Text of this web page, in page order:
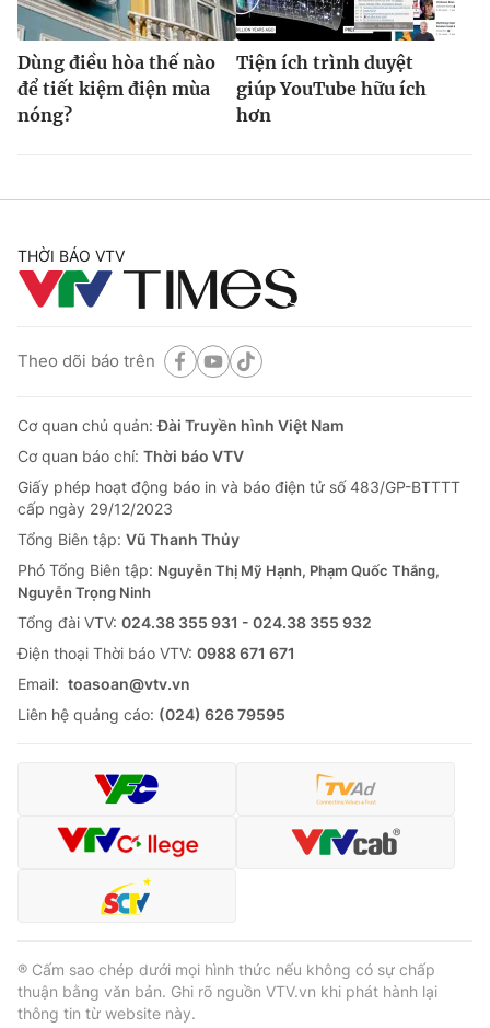
Dùng điều hòa thế nào
để tiết kiệm điện mùa
nóng?
Tiện ích trình duyệt
giúp YouTube hữu ích
hơn
THỜI BÁO VTV
Theo dõi báo trên
Cơ quan chủ quản:Đài Truyền hình Việt Nam
Cơ quan báo chí: Thời báo VTV
Giấy phép hoạt động báo in và báo điện tử số 483/GP-BTTTT
cấp ngày 29/12/2023
Tổng Biên tập: Vũ Thanh Thủy
Phó Tổng Biên tập: Nguyễn Thị Mỹ Hạnh, Phạm Quốc Thắng,
Nguyễn Trọng Ninh
Tổng đài VTV: 024.38 355 931 - 024.38 355 932
Ðiện thoại Thời báo VTV: 0988 671 671
Email: toasoan@vtv.vn
Liên hệ quảng cáo: (024) 626 79595
® Cấm sao chép dưới mọi hình thức nếu không có sự chấp
thuận bằng văn bản. Ghi rõ nguồn VTV.vn khi phát hành lại
thông tin từ website này.